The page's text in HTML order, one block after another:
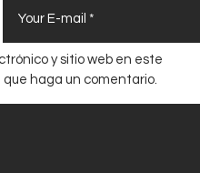
y sitio web en este
haga un comentario.